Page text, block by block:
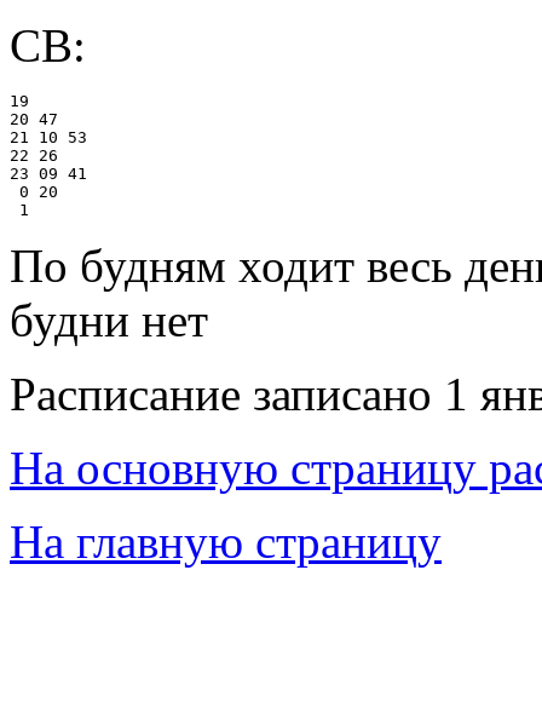
СВ:
19
20 47
21 10 53
22 26
23 09 41
0 20
По будням ходит весь
будни нет
Расписание записано 1
На основную страницу
На главную страницу